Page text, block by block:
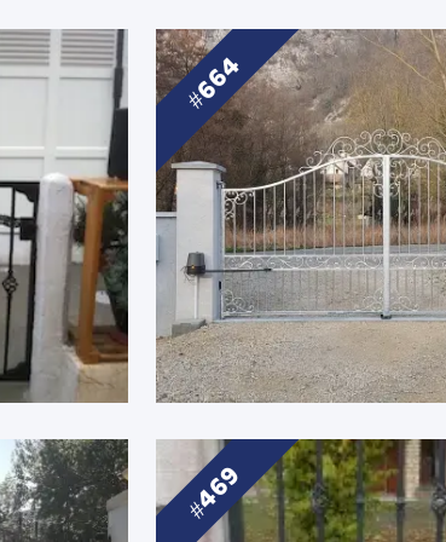
664
469